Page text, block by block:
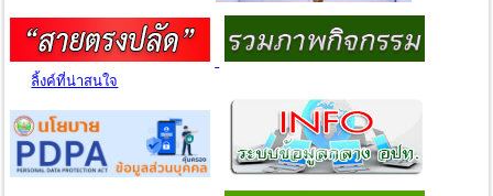
ลิ้งค์ที่น่าสนใจ